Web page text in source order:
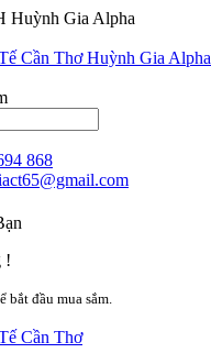
Huỳnh Gia Alpha
Huỳnh Gia Alpha
868
!
bắt đầu mua sắm.